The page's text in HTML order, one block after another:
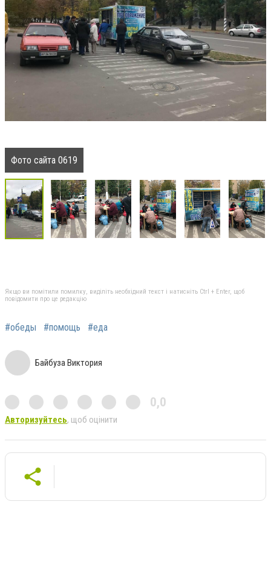
Фото сайта 0619
Якщо ви помітили помилку, виділіть необхідний текст і натисніть Ctrl + Enter, щоб
повідомити про це редакцію
#обеды #помощь #еда
Байбуза Виктория
0,0
Авторизуйтесь, щоб оцінити